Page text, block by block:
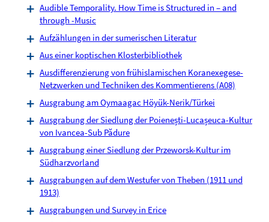
Audible Temporality. How Time is Structured in – and
through -Music
Aufzählungen in der sumerischen Literatur
Aus einer koptischen Klosterbibliothek
Ausdifferenzierung von frühislamischen Koranexegese-
Netzwerken und Techniken des Kommentierens (A08)
Ausgrabung am Oymaagac Höyük-Nerik/Türkei
Ausgrabung der Siedlung der Poienești-Lucașeuca-Kultur
von Ivancea-Sub Pădure
Ausgrabung einer Siedlung der Przeworsk-Kultur im
Südharzvorland
Ausgrabungen auf dem Westufer von Theben (1911 und
1913)
Ausgrabungen und Survey in Erice